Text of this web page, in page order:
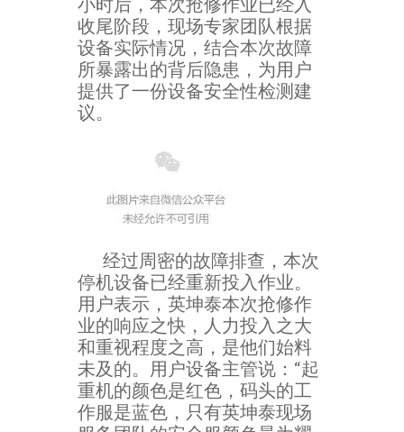
收尾阶段，现场专家团队根据
设备实际情况，结合本次故障
所暴露出的背后隐患，为用户
提供了一份设备安全性检测建
议。
经过周密的故障排查，本次
停机设备已经重新投入作业。
用户表示，英坤泰本次抢修作
业的响应之快，人力投入之大
和重视程度之高，是他们始料
未及的。用户设备主管说：“起
重机的颜色是红色，码头的工
作服是蓝色，只有英坤泰现场